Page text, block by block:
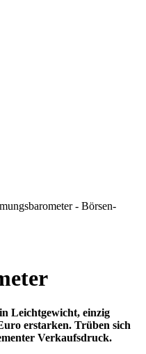
- Börsen-
Leichtgewicht, einzig
erstarken. Trüben sich
Verkaufsdruck.